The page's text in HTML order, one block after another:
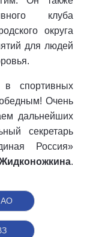
клуба
округа
для людей
спортивных
Очень
дальнейших
секретарь
Россия»
.